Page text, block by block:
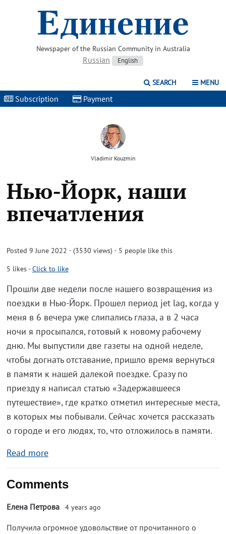
Newspaper of the Russian Community in Australia
Russian English
SEARCH MENU
Subscription | Payment |
Vladimir Kouzmin
Нью-Йорк, наши
впечатления
Posted 9 June 2022 · (3530 views) · 5 people like this
5 likes-Click to like
Прошли две недели после нашего возвращения из
поездки в Нью-Йорк. Прошел период jet lag, когда у
меня в 6 вечера уже слипались глаза, а в 2 часа
ночи я просыпался, готовый к новому рабочему
дню. Мы выпустили две газеты на одной неделе,
чтобы догнать отставание, пришло время вернуться
в памяти к нашей далекой поездке. Сразу по
приезду я написал статью «Задержавшееся
путешествие», где кратко отметил интересные места,
в которых мы побывали. Сейчас хочется рассказать
о городе и его людях, то, что отложилось в памяти.
Read more
Comments
Елена Петрова 4 years ago
Получила огромное удовольствие от прочитанного о